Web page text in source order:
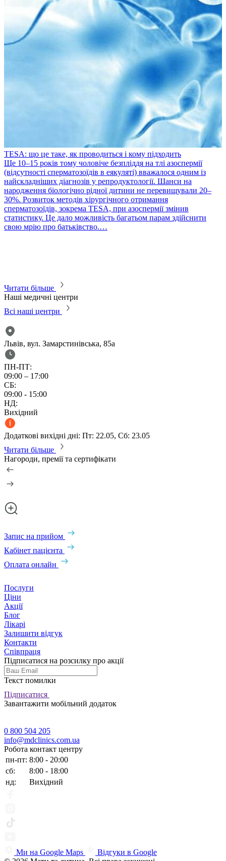
TESA: що це таке, як проводиться і кому підходить
​Ще 10–15 років тому чоловіче безпліддя на тлі азоспермії
(відсутності сперматозоїдів в еякуляті) вважалося одним із
найскладніших діагнозів у репродуктології. Шанси на
народження біологічно рідної дитини не перевищували 20–
30%. Розвиток методів хірургічного отримання
сперматозоїдів, зокрема TESA, при азоспермії змінив
статистику. Це дало можливість багатьом парам здійснити
свою мрію про батьківство.…
Читати більше
Наші медичні центри
Всі наші центри
Львів, вул. Замарстинівська, 85а
ПН-ПТ:
09:00 – 17:00
СБ:
09:00 - 15:00
НД:
Вихідний
Додаткові вихідні дні: Пт: 22.05, Сб: 23.05
Читати більше
Нагороди, премії та сертифікати
Запис на прийом
Кабінет пацієнта
Оплата онлайн
Послуги
Ціни
Акції
Блог
Лікарі
Залишити відгук
Контакти
Співпраця
Підписатися на розсилку про акції
Текст помилки
Підписатися
Завантажити мобільний додаток
0 800 504 205
info@mdclinics.com.ua
Робота контакт центру
пн-пт: 8:00 - 20:00
сб:
8:00 - 18:00
нд:
Вихідний
Ми на Google Maps
Відгуки в Google